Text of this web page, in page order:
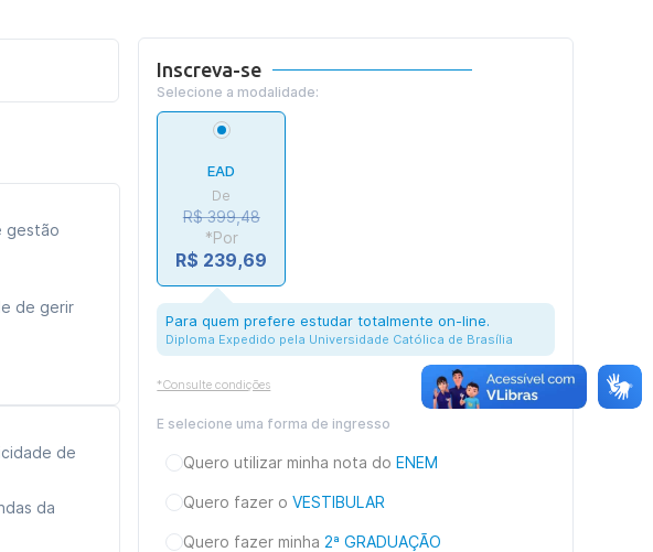
gestão
de gerir
de
da
Inscreva-se
Selecione a modalidade:
EAD
De
R$ 399,48
*Por
R$ 239,69
Para quem prefere estudar totalmente on-line.
Diploma Expedido pela Universidade Católica de Brasília
*Consulte condições
E selecione uma forma de ingresso
Quero utilizar minha nota doENEM
Quero fazer oVESTIBULAR
Quero fazer minha 2ª GRADUAÇÃO